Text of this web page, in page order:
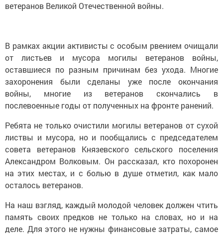
ветеранов Великой Отечественной войны.
В рамках акции активисты с особым рвением очищали
от листьев и мусора могилы ветеранов войны,
оставшиеся по разным причинам без ухода. Многие
захоронения были сделаны уже после окончания
войны, многие из ветеранов скончались в
послевоенные годы от полученных на фронте ранений.
Ребята не только очистили могилы ветеранов от сухой
листвы и мусора, но и пообщались с председателем
совета ветеранов Князевского сельского поселения
Александром Волковым. Он рассказал, кто похоронен
на этих местах, и с болью в душе отметил, как мало
осталось ветеранов.
На наш взгляд, каждый молодой человек должен чтить
память своих предков не только на словах, но и на
деле. Для этого не нужны финансовые затраты, самое